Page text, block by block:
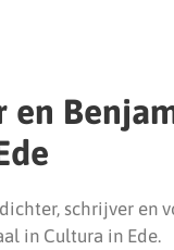
en
schrijver en
in Cultura in Ede.